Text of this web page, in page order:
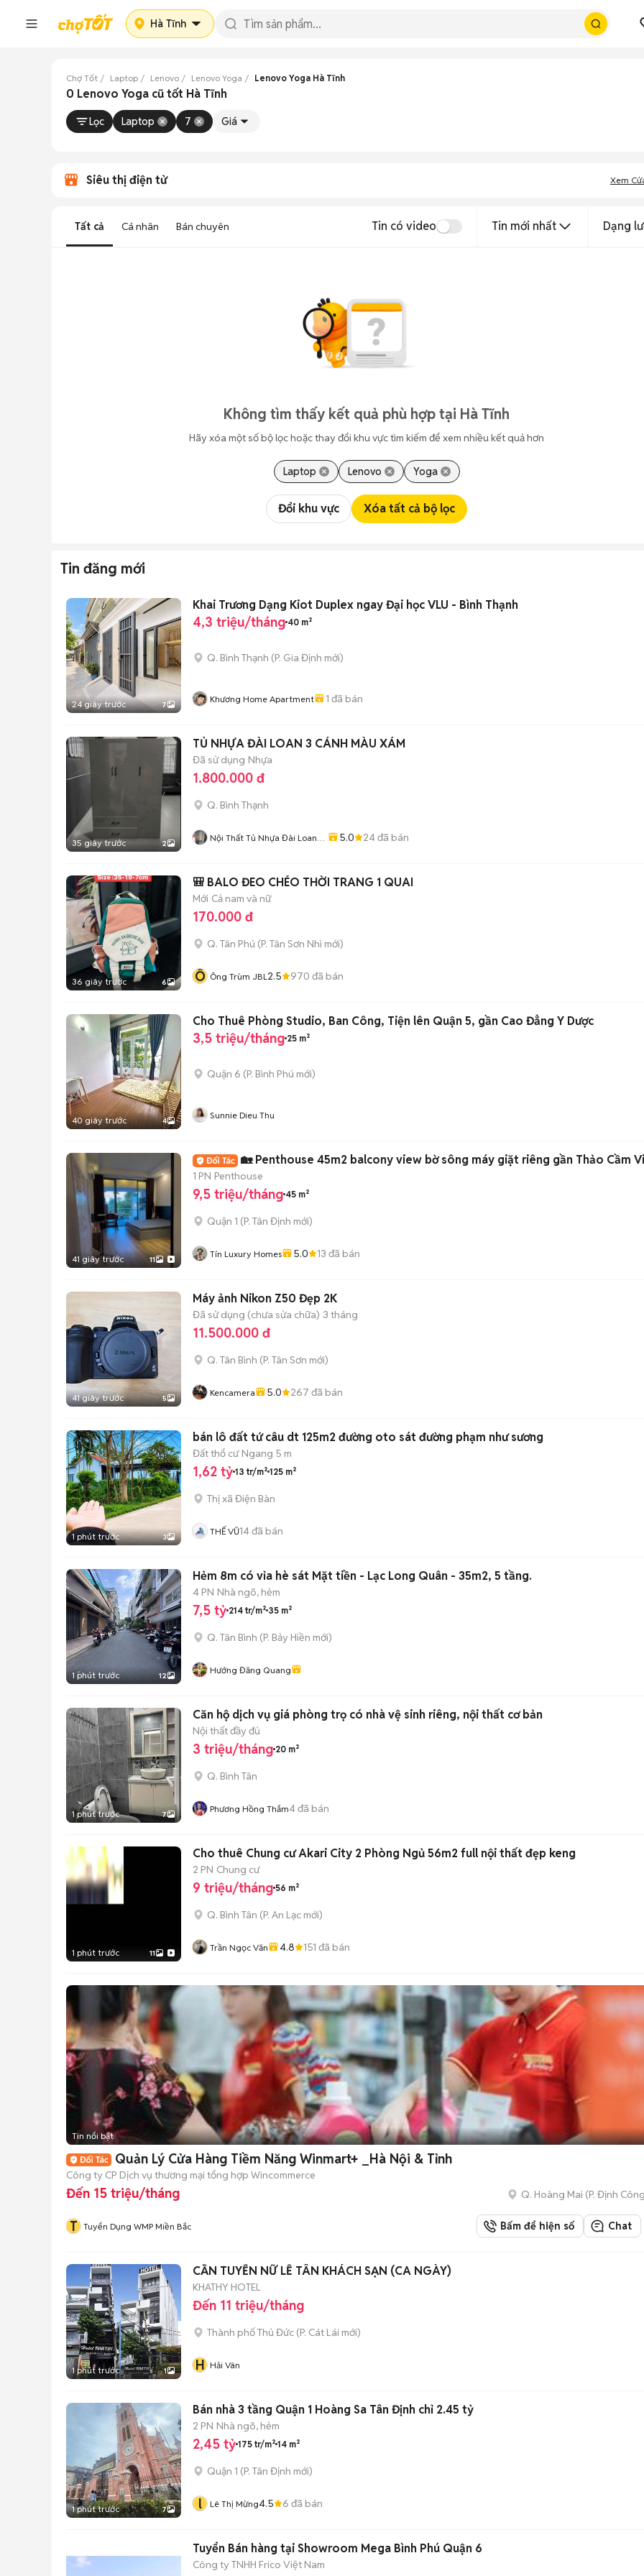
Hà Tĩnh
Chợ Tốt Laptop Lenovo Lenovo Yoga Lenovo Yoga Hà Tĩnh
0 Lenovo Yoga cũ tốt Hà Tĩnh
Lọc Laptop 7 Giá
Siêu thị điện tử Xem
Tất cả Cá nhân Bán chuyên Tin có video Tin mới nhất Dạng
Không tìm thấy kết quả phù hợp tại Hà Tĩnh
Hãy xóa một số bộ lọc hoặc thay đổi khu vực tìm kiếm để xem nhiều kết quả hơn
Laptop Lenovo Yoga
Đổi khu vực Xóa tất cả bộ lọc
Tin đăng mới
24 giây trước 7
Khai Trương Dạng Kiot Duplex ngay Đại học VLU - Bình Thạnh
4,3 triệu/tháng 40 m²
Q. Bình Thạnh (P. Gia Định mới)
Khương Home Apartment 1 đã bán
35 giây trước 2
TỦ NHỰA ĐÀI LOAN 3 CÁNH MÀU XÁM
Đã sử dụng Nhựa
1.800.000 đ
Q. Bình Thạnh
Nội Thất Tủ Nhựa Đài Loan
5.0 24đã bán
36 giây trước 6
🎒 BALO ĐEO CHÉO THỜI TRANG 1 QUAI
Mới Cả nam và nữ
170.000 đ
Q. Tân Phú (P. Tân Sơn Nhì mới)
Ô Ông Trùm JBL2.5 970 đã bán
40 giây trước 4
Cho Thuê Phòng Studio, Ban Công, Tiện lên Quận 5, gần Cao Đẳng Y Dược
3,5 triệu/tháng 25 m²
Quận 6 (P. Bình Phú mới)
Sunnie Dieu Thu
41 giây trước 11
🏡 Penthouse 45m2 balcony view bờ sông máy giặt riêng gần Thảo Cầm
1 PN Penthouse
9,5 triệu/tháng 45 m²
Quận 1 (P. Tân Định mới)
Tín Luxury Homes 5.0 13 đã bán
41 giây trước 5
Máy ảnh Nikon Z50 Đẹp 2K
Đã sử dụng (chưa sửa chữa) 3 tháng
11.500.000 đ
Q. Tân Bình (P. Tân Sơn mới)
Kencamera 5.0 267 đã bán
1 phút trước 3
bán lô đất tứ câu dt 125m2 đường oto sát đường phạm như sương
Đất thổ cư Ngang 5 m
1,62 tỷ 13 tr/m² 125 m²
Thị xã Điện Bàn
THẾ VŨ14đã bán
1 phút trước 12
Hẻm 8m có vỉa hè sát Mặt tiền - Lạc Long Quân - 35m2, 5 tầng.
4 PN Nhà ngõ, hẻm
7,5 tỷ 214 tr/m² 35 m²
Q. Tân Bình (P. Bảy Hiền mới)
Hướng Đăng Quang
1 phút trước 7
Căn hộ dịch vụ giá phòng trọ có nhà vệ sinh riêng, nội thất cơ bản
Nội thất đầy đủ
3 triệu/tháng 20 m²
Q. Bình Tân
Phương Hồng Thắm4đã bán
1 phút trước 11
Cho thuê Chung cư Akari City 2 Phòng Ngủ 56m2 full nội thất đẹp keng
2 PN Chung cư
9 triệu/tháng 56 m²
Q. Bình Tân (P. An Lạc mới)
Trần Ngọc Văn 4.8 151 đã bán
Tin nổi bật
Quản Lý Cửa Hàng Tiềm Năng Winmart+ _Hà Nội & Tỉnh
Công ty CP Dịch vụ thương mại tổng hợp Wincommerce
Đến 15 triệu/tháng Q. Hoàng Mai (P. Định
T Tuyển Dụng WMP Miền Bắc Bấm để hiện số Chat
1 phút trước 1
CẦN TUYỂN NỮ LỄ TÂN KHÁCH SẠN (CA NGÀY)
KHATHY HOTEL
Đến 11 triệu/tháng
Thành phố Thủ Đức (P. Cát Lái mới)
H Hải Vân
1 phút trước 7
Bán nhà 3 tầng Quận 1 Hoàng Sa Tân Định chỉ 2.45 tỷ
2 PN Nhà ngõ, hẻm
2,45 tỷ 175 tr/m² 14 m²
Quận 1 (P. Tân Định mới)
l Lê Thị Mừng4.5 6 đã bán
Tuyển Bán hàng tại Showroom Mega Bình Phú Quận 6
Công ty TNHH Frico Việt Nam